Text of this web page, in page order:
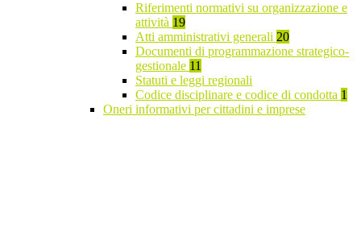
Riferimenti normativi su organizzazione e
attività 19
Atti amministrativi generali 20
Documenti di programmazione strategico-
gestionale 11
Statuti e leggi regionali
Codice disciplinare e codice di condotta 1
Oneri informativi per cittadini e imprese